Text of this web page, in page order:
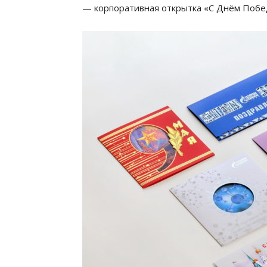
— корпоративная открытка «С Днём